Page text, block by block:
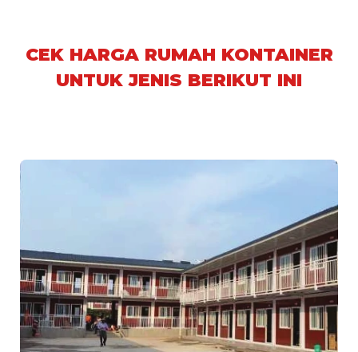
CEK HARGA RUMAH KONTAINER
UNTUK JENIS BERIKUT INI